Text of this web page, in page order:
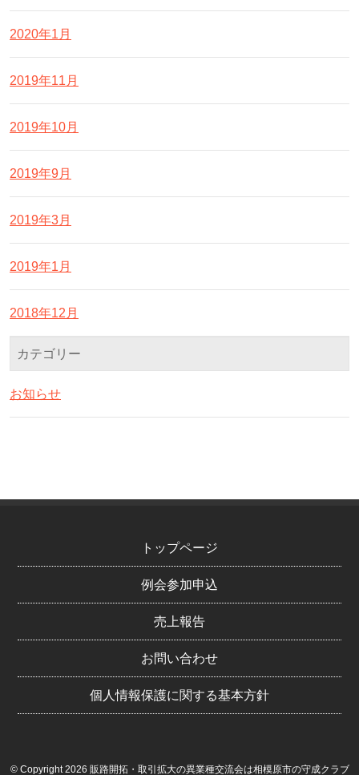
2020年1月
2019年11月
2019年10月
2019年9月
2019年3月
2019年1月
2018年12月
カテゴリー
お知らせ
トップページ
例会参加申込
売上報告
お問い合わせ
個人情報保護に関する基本方針
© Copyright 2026 販路開拓・取引拡大の異業種交流会は相模原市の守成クラブ